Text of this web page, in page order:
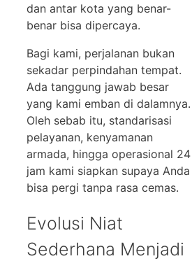
dan antar kota yang benar-
benar bisa dipercaya.
Bagi kami, perjalanan bukan
sekadar perpindahan tempat.
Ada tanggung jawab besar
yang kami emban di dalamnya.
Oleh sebab itu, standarisasi
pelayanan, kenyamanan
armada, hingga operasional 24
jam kami siapkan supaya Anda
bisa pergi tanpa rasa cemas.
Evolusi Niat
Sederhana Menjadi